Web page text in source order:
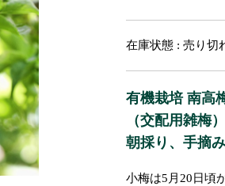
在庫状態 : 売り切
有機栽培 南高
（交配用雑梅
朝採り、手摘
小梅は5月20日頃